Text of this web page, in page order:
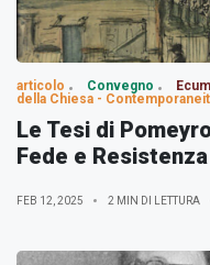
articolo Convegno
della Chiesa -
Le Tesi di
Fede e Resistenza
FEB 12, 2025 2 MIN DI LETTURA